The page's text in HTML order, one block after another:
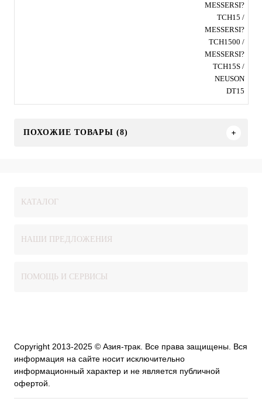
MESSERSI?
TCH15 /
MESSERSI?
TCH1500 /
MESSERSI?
TCH15S /
NEUSON
DT15
ПОХОЖИЕ ТОВАРЫ (8)
КАТАЛОГ
НАШИ ПРЕДЛОЖЕНИЯ
ПОМОЩЬ И СЕРВИСЫ
Copyright 2013-2025 © Азия-трак. Все права защищены. Вся
информация на сайте носит исключительно
информационный характер и не является публичной
офертой.